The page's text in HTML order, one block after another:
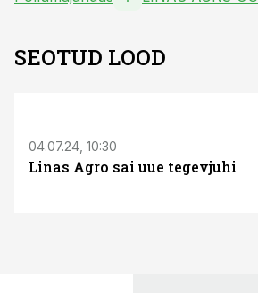
SEOTUD LOOD
04.07.24, 10:30
Linas Agro sai uue tegevjuhi